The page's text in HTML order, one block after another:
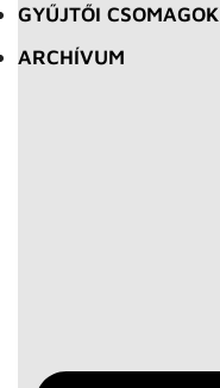
GYŰJTŐI CSOMAGOK
ARCHÍVUM